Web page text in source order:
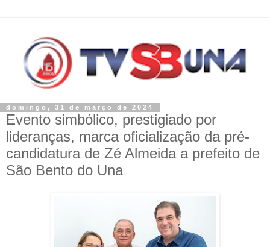
domingo, 31 de março de 2024
Evento simbólico, prestigiado por
lideranças, marca oficialização da pré-
candidatura de Zé Almeida a prefeito de
São Bento do Una